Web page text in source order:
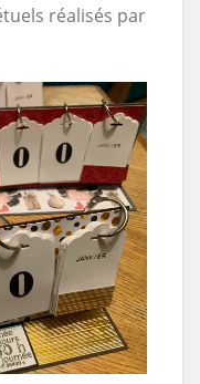
réalisés par